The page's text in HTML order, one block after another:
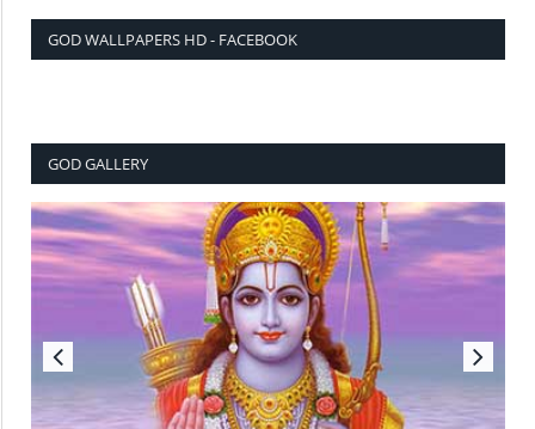
GOD WALLPAPERS HD - FACEBOOK
GOD GALLERY